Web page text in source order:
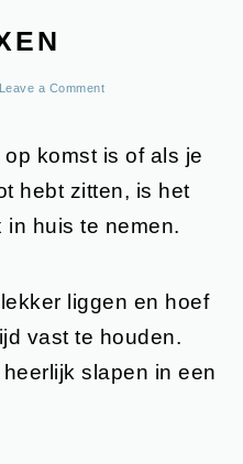
Leave a Comment
komst is of als je
hebt zitten, is het
huis te nemen.
liggen en hoef
vast te houden.
slapen in een